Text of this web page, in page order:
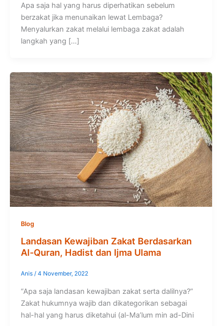
Apa saja hal yang harus diperhatikan sebelum
berzakat jika menunaikan lewat Lembaga?
Menyalurkan zakat melalui lembaga zakat adalah
langkah yang […]
Blog
Landasan Kewajiban Zakat Berdasarkan
Al-Quran, Hadist dan Ijma Ulama
Anis / 4 November, 2022
“Apa saja landasan kewajiban zakat serta dalilnya?”
Zakat hukumnya wajib dan dikategorikan sebagai
hal-hal yang harus diketahui (al-Ma’lum min ad-Dini